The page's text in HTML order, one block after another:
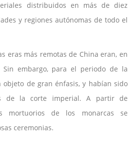
distribuidos en más de diez
y regiones autónomas de todo el
eras más remotas de China eran, en
Sin embargo, para el periodo de la
objeto de gran énfasis, y habían sido
de la corte imperial. A partir de
mortuorios de los monarcas se
ceremonias.